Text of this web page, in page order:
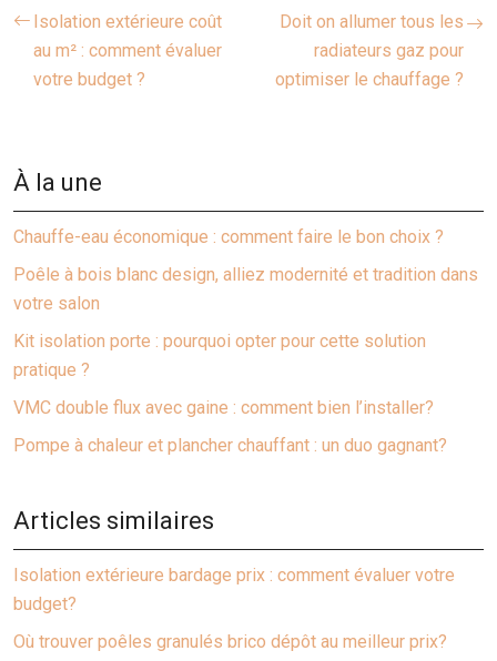
Isolation extérieure coût
au m² : comment évaluer
votre budget ?
Doit on allumer tous les
radiateurs gaz pour
optimiser le chauffage ?
À la une
Chauffe-eau économique : comment faire le bon choix ?
Poêle à bois blanc design, alliez modernité et tradition dans
votre salon
Kit isolation porte : pourquoi opter pour cette solution
pratique ?
VMC double flux avec gaine : comment bien l’installer?
Pompe à chaleur et plancher chauffant : un duo gagnant?
Articles similaires
Isolation extérieure bardage prix : comment évaluer votre
budget?
Où trouver poêles granulés brico dépôt au meilleur prix?